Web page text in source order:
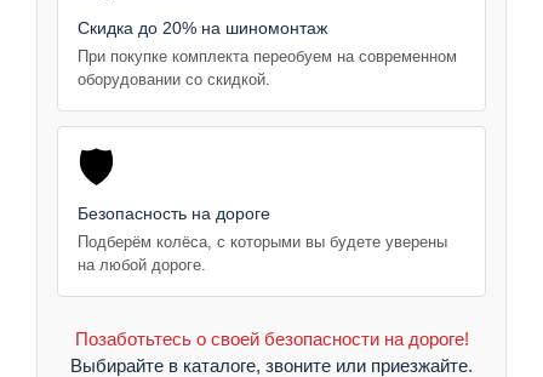
Скидка до 20% на шиномонтаж
При покупке комплекта переобуем на современном
оборудовании со скидкой.
🛡️
Безопасность на дороге
Подберём колёса, с которыми вы будете уверены
на любой дороге.
Позаботьтесь о своей безопасности на дороге!
Выбирайте в каталоге, звоните или приезжайте.